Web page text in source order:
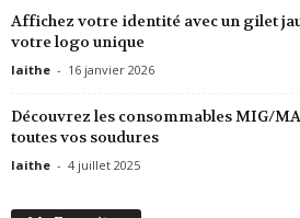
Affichez votre identité avec un gilet
votre logo unique
laithe - 16 janvier 2026
Découvrez les consommables MIG/
toutes vos soudures
laithe - 4 juillet 2025